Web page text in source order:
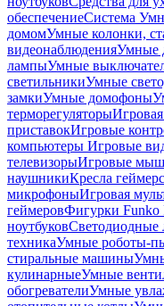
обеспечениеСистема
домомУмные колонки,
видеонаблюденияУмные
лампыУмные
светильникиУмные
замкиУмные домофоны
терморегуляторы
приставокИгровые
компьютеры Игровые
телевизорыИгровые
наушникиКресла
микрофоныИгровая
геймеровФигурки Funko
ноутбуковСветодиодные
техникаУмные роботы-
стиральные машины
кулинарныеУмные
обогревателиУмные